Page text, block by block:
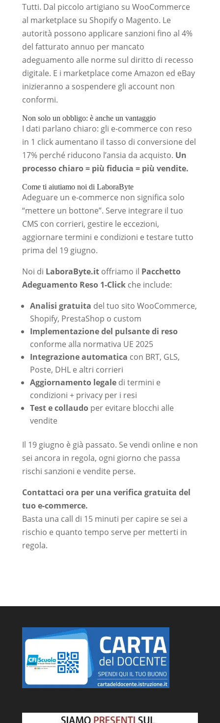
Tutti. Dal piccolo artigiano su WooCommerce
al marketplace su Shopify o Magento. Le
autorità possono applicare sanzioni fino al 4%
del fatturato annuo per mancato
adeguamento alle norme sul diritto di recesso
digitale. E i marketplace come Amazon ed eBay
inizieranno a sospendere gli account non
conformi.
Non solo un obbligo: è anche un vantaggio
I dati parlano chiaro: gli e-commerce con reso
in 1 click aumentano il tasso di conversione del
17% perché riducono l’ansia da acquisto. Un
processo chiaro = più fiducia = più vendite.
Come ti aiutiamo noi di LaboraByte
Adeguare un e-commerce non significa solo
“mettere un bottone”. Serve integrare il tuo
CMS con corrieri, gestire le eccezioni,
aggiornare termini e condizioni e testare tutto
prima del 19 giugno.
Noi di LaboraByte.itoffriamo il Pacchetto
Adeguamento Reso 1-Clickche include:
Analisi gratuita del tuo sito WooCommerce,
Shopify, PrestaShop o custom
Implementazione del pulsante di reso
conforme alla normativa UE 2025
Integrazione automatica con BRT, GLS,
Poste, DHL e altri corrieri
Aggiornamento legaledi termini e
condizioni + privacy per i resi
Test e collaudoper evitare blocchi alle
vendite
Il 19 giugno è già passato. Se vendi online e non
sei ancora in regola, ogni giorno che passa
rischi sanzioni e vendite perse.
Contattaci ora per una verifica gratuita del
tuo e-commerce.
Basta una call di 15 minuti per capire se sei a
rischio e quanto tempo serve per metterti in
regola.